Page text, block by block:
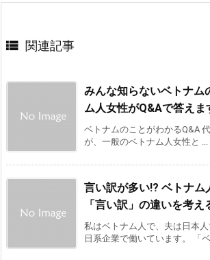
 関連記事
みんな知らないベトナム
ム人女性がQ&Aで答えま
ベトナムのことがわかるQ&A
が、一般のベトナム人女性と ...
言い訳が多い!? ベトナム
「言い訳」の違いを考え
私はベトナム人で、夫は日本
日系企業で働いています。 「ベ